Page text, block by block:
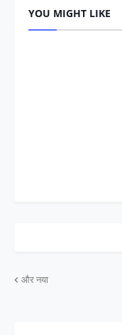
YOU MIGHT LIKE
और नया